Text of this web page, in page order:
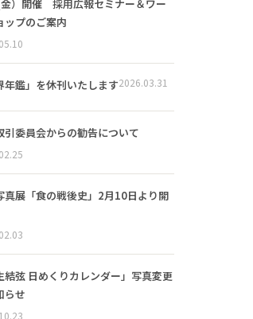
）開催 採用広報セミナー＆ワー
ップのご案内
年鑑」を休刊いたします2026.03.31
引委員会からの勧告について
真展「食の戦後史」2月10日より開
結弦 日めくりカレンダー」写真変更
らせ